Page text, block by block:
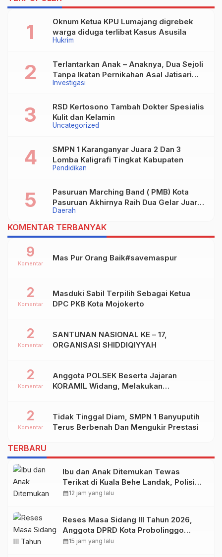
Hukrim
Oknum Ketua KPU Lumajang digrebek
warga diduga terlibat Kasus Asusila
Investigasi
Terlantarkan Anak – Anaknya, Dua Sejoli
Tanpa Ikatan Pernikahan Asal Jatisari
Kecamatan Geger Madiun dan Maospati
Uncategorized
RSD Kertosono Tambah Dokter Spesialis
Kulit dan Kelamin
Pendidikan
SMPN 1 Karanganyar Juara 2 Dan 3
Lomba Kaligrafi Tingkat Kabupaten
Daerah
Pasuruan Marching Band ( PMB) Kota
Pasuruan Akhirnya Raih Dua Gelar Juara
Dalam Kejurprov Jatim 2024
KOMENTAR TERBANYAK
Mas Pur Orang Baik#savemaspur
9
Komentar
Masduki Sabil Terpilih Sebagai Ketua
DPC PKB Kota Mojokerto
2
Komentar
SANTUNAN NASIONAL KE – 17,
ORGANISASI SHIDDIQIYYAH
2
Komentar
Anggota POLSEK Beserta Jajaran
KORAMIL Widang, Melakukan
Kab.TUBAN
2
Komentar
Tidak Tinggal Diam, SMPN 1 Banyuputih
Terus Berbenah Dan Mengukir Prestasi
2
Komentar
TERBARU
Ibu dan Anak Ditemukan Tewas
Terikat di Kuala Behe Landak, Polisi
Selidiki Kasusnya
calendar_month12 jam yang lalu
Reses Masa Sidang III Tahun 2026,
Anggota DPRD Kota Probolinggo
Fraksi Partai Gerindra Heri Poniman
calendar_month15 jam yang lalu